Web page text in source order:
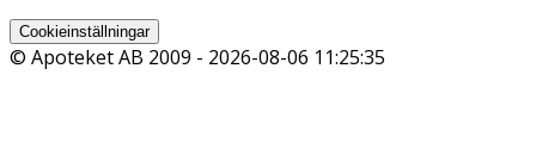
Cookieinställningar
© Apoteket AB 2009 - 2026-08-06 11:25:35